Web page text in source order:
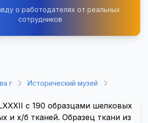
о работодателях от реальных
сотрудников
г Исторический музей